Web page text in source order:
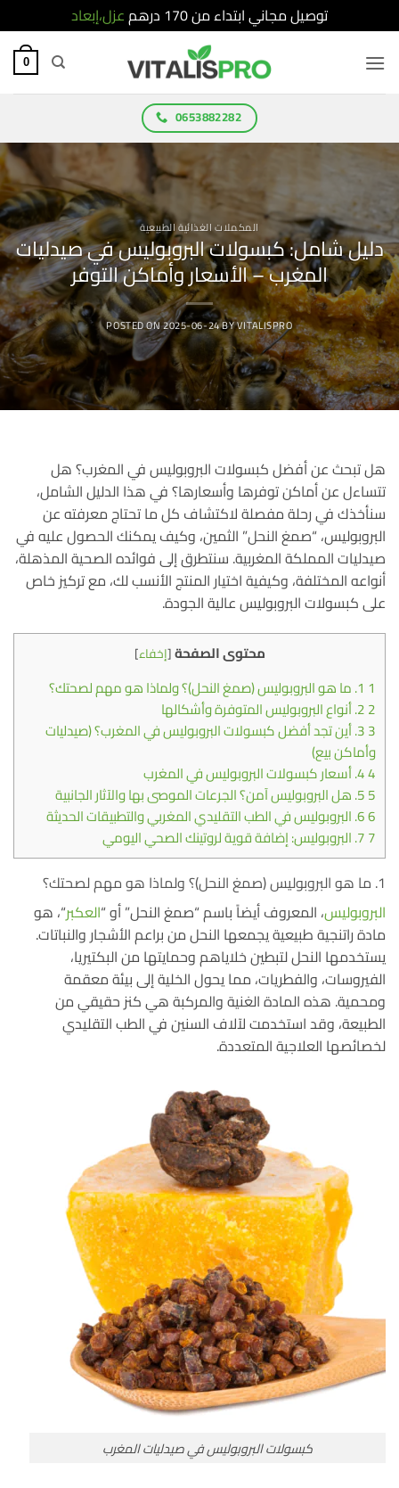
توصيل مجاني ابتداء من 170 درهم
عزل،إبعاد
0
0653882282
المكملات الغذائية الطبيعية
دليل شامل: كبسولات البروبوليس في صيدليات
المغرب – الأسعار وأماكن التوفر
POSTED ON2025-06-24BYVITALISPRO
هل تبحث عن أفضل كبسولات البروبوليس في المغرب؟ هل
تتساءل عن أماكن توفرها وأسعارها؟ في هذا الدليل الشامل،
سنأخذك في رحلة مفصلة لاكتشاف كل ما تحتاج معرفته عن
البروبوليس، “صمغ النحل” الثمين، وكيف يمكنك الحصول عليه في
صيدليات المملكة المغربية. سنتطرق إلى فوائده الصحية المذهلة،
أنواعه المختلفة، وكيفية اختيار المنتج الأنسب لك، مع تركيز خاص
على كبسولات البروبوليس عالية الجودة.
محتوى الصفحة[إخفاء]
1
2
3 3. أين تجد أفضل كبسولات البروبوليس في المغرب؟ (صيدليات
وأماكن بيع)
4
5
6
7
1. ما هو البروبوليس (صمغ النحل)؟ ولماذا هو مهم لصحتك؟
البروبوليس، المعروف أيضاً باسم “صمغ النحل” أو “العكبر“، هو
مادة راتنجية طبيعية يجمعها النحل من براعم الأشجار والنباتات.
يستخدمها النحل لتبطين خلاياهم وحمايتها من البكتيريا،
الفيروسات، والفطريات، مما يحول الخلية إلى بيئة معقمة
ومحمية. هذه المادة الغنية والمركبة هي كنز حقيقي من
الطبيعة، وقد استخدمت لآلاف السنين في الطب التقليدي
لخصائصها العلاجية المتعددة.
كبسولات البروبوليس في صيدليات المغرب